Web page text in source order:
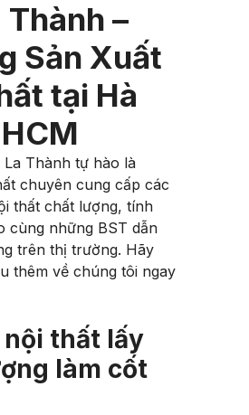
Thành –
Sản Xuất
tại Hà
La Thành tự hào là
chuyên cung cấp các
thất chất lượng, tính
cùng những BST dẫn
trên thị trường. Hãy
thêm về chúng tôi ngay
thất lấy
làm cốt